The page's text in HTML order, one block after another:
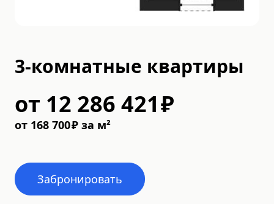
3-комнатные квартиры
от 12 286 421₽
от 168 700₽ за м²
Забронировать